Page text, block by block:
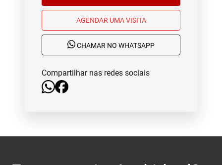
AGENDAR UMA VISITA
CHAMAR NO WHATSAPP
Compartilhar nas redes sociais